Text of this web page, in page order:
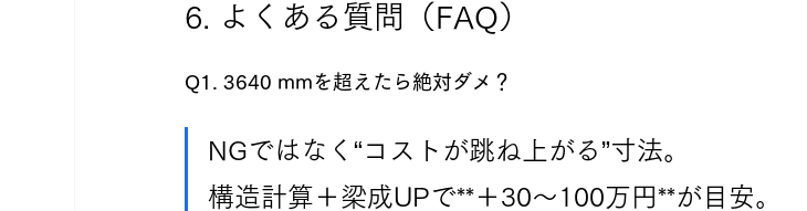
6. よくある質問（FAQ）
Q1. 3640 mmを超えたら絶対ダメ？
NGではなく“コストが跳ね上がる”寸法。
構造計算＋梁成UPで**＋30〜100万円**が目安。